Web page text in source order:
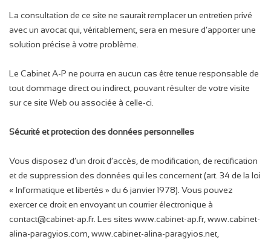
La consultation de ce site ne saurait remplacer un entretien privé
avec un avocat qui, véritablement, sera en mesure d’apporter une
solution précise à votre problème.
Le Cabinet A-P ne pourra en aucun cas être tenue responsable de
tout dommage direct ou indirect, pouvant résulter de votre visite
sur ce site Web ou associée à celle-ci.
Sécurité et protection des données personnelles
Vous disposez d’un droit d’accès, de modification, de rectification
et de suppression des données qui les concernent (art. 34 de la loi
« Informatique et libertés » du 6 janvier 1978). Vous pouvez
exercer ce droit en envoyant un courrier électronique à
contact@cabinet-ap.fr. Les sites www.cabinet-ap.fr, www.cabinet-
alina-paragyios.com, www.cabinet-alina-paragyios.net,